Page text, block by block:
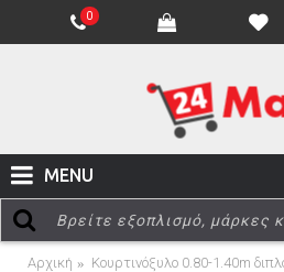
0
MENU
Αρχική Κουρτινόξυλο 0.80-1.40m